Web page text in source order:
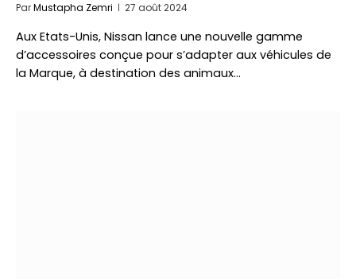
ParMustapha Zemri 27 août 2024
Aux Etats-Unis, Nissan lance une nouvelle gamme
d’accessoires conçue pour s’adapter aux véhicules de
la Marque, à destination des animaux…